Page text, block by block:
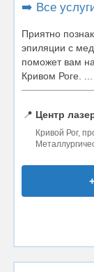
➡️ Все
Приятно
эпиляции с
поможет вам
Кривом Роге. ...
📍 Центр
Кривой Рог,